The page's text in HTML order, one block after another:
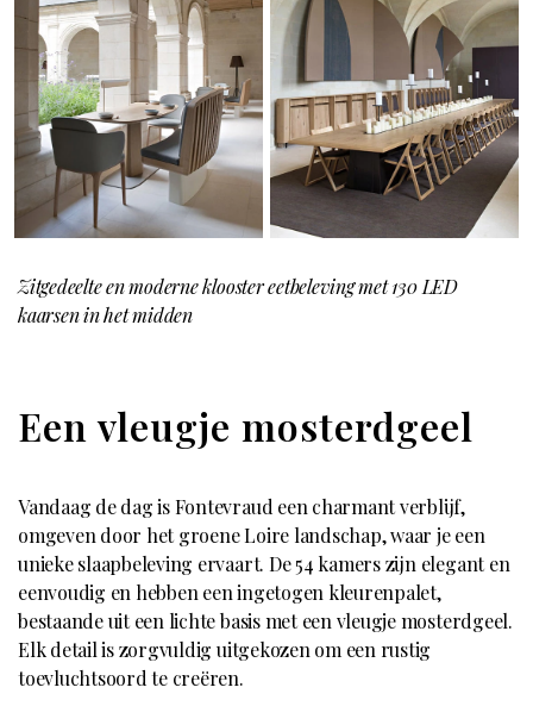
Zitgedeelte en moderne klooster eetbeleving met 130 LED
kaarsen in het midden
Een vleugje mosterdgeel
Vandaag de dag is Fontevraud een charmant verblijf,
omgeven door het groene Loire landschap, waar je een
unieke slaapbeleving ervaart. De 54 kamers zijn elegant en
eenvoudig en hebben een ingetogen kleurenpalet,
bestaande uit een lichte basis met een vleugje mosterdgeel.
Elk detail is zorgvuldig uitgekozen om een rustig
toevluchtsoord te creëren.